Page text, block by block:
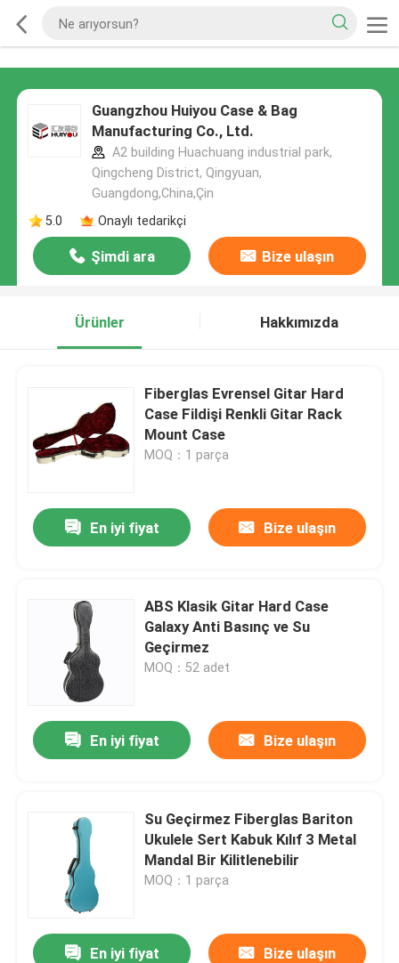
Guangzhou Huiyou Case & Bag
Manufacturing Co., Ltd.
A2 building Huachuang industrial park,
Qingcheng District, Qingyuan,
Guangdong,China,Çin
5.0
Onaylı tedarikçi
Şimdi ara Bize ulaşın
Ürünler Hakkımızda
Fiberglas Evrensel Gitar Hard
Case Fildişi Renkli Gitar Rack
Mount Case
MOQ：1 parça
En iyi fiyat Bize ulaşın
ABS Klasik Gitar Hard Case
Galaxy Anti Basınç ve Su
Geçirmez
MOQ：52 adet
En iyi fiyat Bize ulaşın
Su Geçirmez Fiberglas Bariton
Ukulele Sert Kabuk Kılıf 3 Metal
Mandal Bir Kilitlenebilir
MOQ：1 parça
En iyi fiyat Bize ulaşın